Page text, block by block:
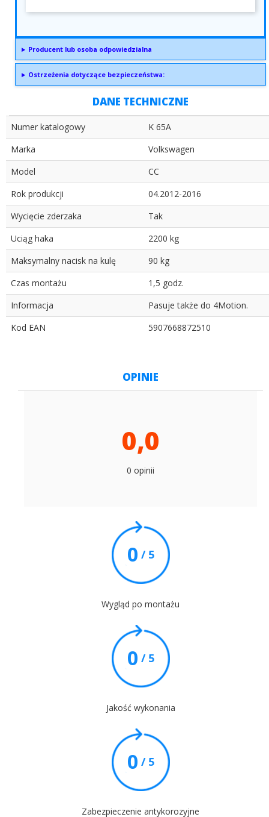
Producent lub osoba odpowiedzialna
Ostrzeżenia dotyczące bezpieczeństwa:
DANE TECHNICZNE
Numer katalogowy
K 65A
Marka
Volkswagen
Model
CC
Rok produkcji
04.2012-2016
Wycięcie zderzaka
Tak
Uciąg haka
2200 kg
Maksymalny nacisk na kulę
90 kg
Czas montażu
1,5 godz.
Informacja
Pasuje także do 4Motion.
Kod EAN
5907668872510
OPINIE
0,0
0 opinii
0 / 5
Wygląd po montażu
0 / 5
Jakość wykonania
0 / 5
Zabezpieczenie antykorozyjne